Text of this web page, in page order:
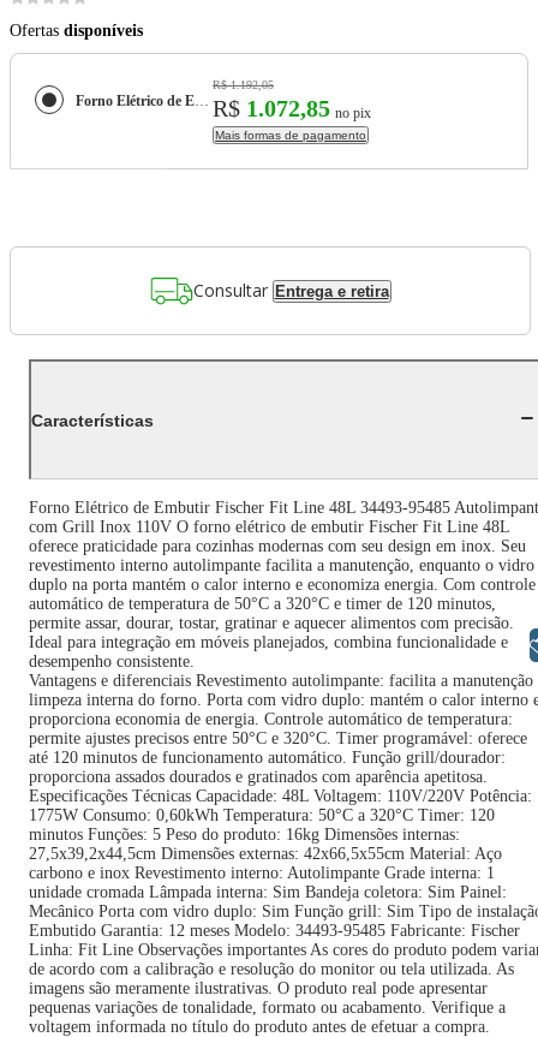
Ofertas disponíveis
Forno Elétrico de Embutir Fischer Fit Line 48L 34493-95485 Inox com Grill 110V
R$ 1.192,05
R$ 1.072,85 no pix
Mais formas de pagamento
Consultar Entrega e retira
Características
Forno Elétrico de Embutir Fischer Fit Line 48L 34493-95485
com Grill Inox 110V O forno elétrico de embutir Fischer Fit Line 48L
oferece praticidade para cozinhas modernas com seu design em inox. Seu
revestimento interno autolimpante facilita a manutenção, enquanto o vidro
duplo na porta mantém o calor interno e economiza energia. Com controle
automático de temperatura de 50°C a 320°C e timer de 120 minutos,
permite assar, dourar, tostar, gratinar e aquecer alimentos com precisão.
Ideal para integração em móveis planejados, combina funcionalidade e
desempenho consistente.
Vantagens e diferenciais Revestimento autolimpante: facilita a manutenção
limpeza interna do forno. Porta com vidro duplo: mantém o calor interno
proporciona economia de energia. Controle automático de temperatura:
permite ajustes precisos entre 50°C e 320°C. Timer programável: oferece
até 120 minutos de funcionamento automático. Função grill/dourador:
proporciona assados dourados e gratinados com aparência apetitosa.
Especificações Técnicas Capacidade: 48L Voltagem: 110V/220V Potência:
1775W Consumo: 0,60kWh Temperatura: 50°C a 320°C Timer: 120
minutos Funções: 5 Peso do produto: 16kg Dimensões internas:
27,5x39,2x44,5cm Dimensões externas: 42x66,5x55cm Material: Aço
carbono e inox Revestimento interno: Autolimpante Grade interna: 1
unidade cromada Lâmpada interna: Sim Bandeja coletora: Sim Painel:
Mecânico Porta com vidro duplo: Sim Função grill: Sim Tipo de
Embutido Garantia: 12 meses Modelo: 34493-95485 Fabricante: Fischer
Linha: Fit Line Observações importantes As cores do produto podem
de acordo com a calibração e resolução do monitor ou tela utilizada. As
imagens são meramente ilustrativas. O produto real pode apresentar
pequenas variações de tonalidade, formato ou acabamento. Verifique a
voltagem informada no título do produto antes de efetuar a compra.
Libras